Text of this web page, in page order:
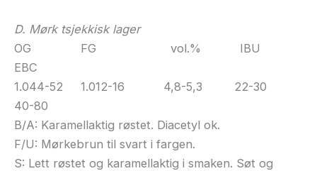
D. Mørk tsjekkisk lager
OG FG vol.% IBU
EBC
1.044-52 1.012-16 4,8-5,3 22-30
40-80
B/A: Karamellaktig røstet. Diacetyl ok.
F/U: Mørkebrun til svart i fargen.
S: Lett røstet og karamellaktig i smaken. Søt og